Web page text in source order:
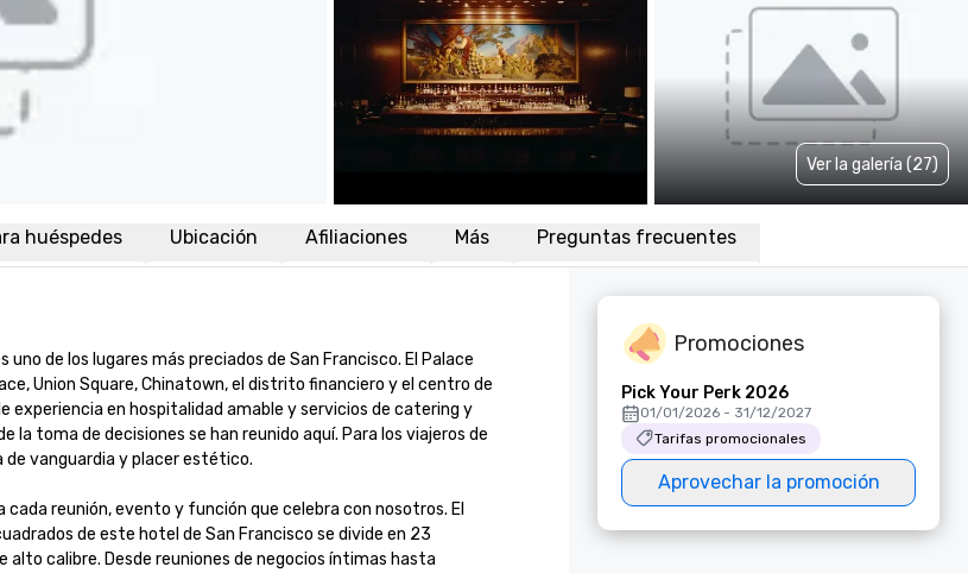
Ver la galería (27)
huéspedes Ubicación Afiliaciones Más Preguntas frecuentes
de los lugares más preciados de San Francisco. El Palace
Union Square, Chinatown, el distrito financiero y el centro de
experiencia en hospitalidad amable y servicios de catering y
la toma de decisiones se han reunido aquí. Para los viajeros de
de vanguardia y placer estético.
reunión, evento y función que celebra con nosotros. El
de este hotel de San Francisco se divide en 23
alto calibre. Desde reuniones de negocios íntimas hasta
Promociones
Pick Your Perk 2026
01/01/2026 - 31/12/2027
Tarifas promocionales
Aprovechar la promoción